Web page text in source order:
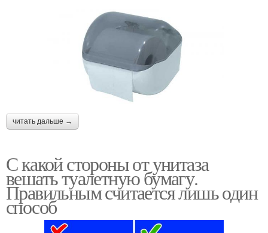
читать дальше →
С какой стороны от унитаза
вешать туалетную бумагу.
Правильным считается лишь один
способ